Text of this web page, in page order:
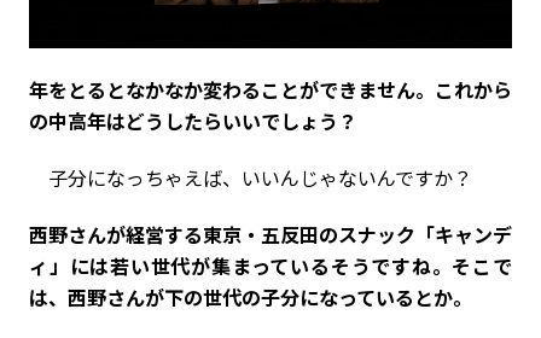
――年をとるとなかなか変わることができません。これから
の中高年はどうしたらいいでしょう？
子分になっちゃえば、いいんじゃないんですか？
――西野さんが経営する東京・五反田のスナック「キャンデ
ィ」には若い世代が集まっているそうですね。そこで
は、西野さんが下の世代の子分になっているとか。